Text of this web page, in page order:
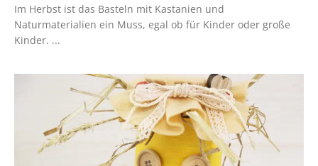
Im Herbst ist das Basteln mit Kastanien und
Naturmaterialien ein Muss, egal ob für Kinder oder große
Kinder. ...